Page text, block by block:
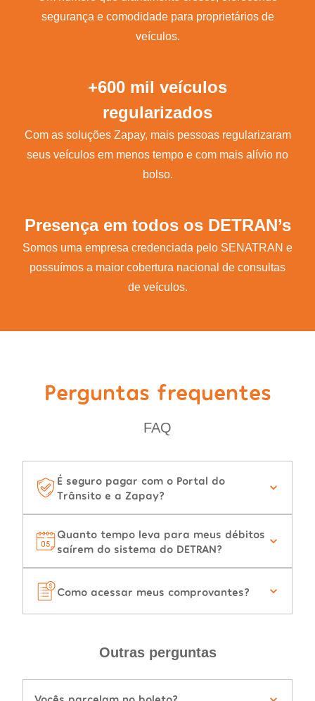
segurança e comodidade para proprietários de
veículos.
+600 mil veículos
regularizados
Com as soluções Zapay, mais pessoas regularizaram
seus veículos em menos tempo e com mais alívio no
bolso.
Presença em todos os DETRAN’s
Somos uma empresa credenciada pelo SENATRAN e
possuímos a maior cobertura nacional de consultas
de veículos.
Perguntas frequentes
FAQ
É seguro pagar com o Portal do
Trânsito e a Zapay?
Quanto tempo leva para meus débitos
saírem do sistema do DETRAN?
Como acessar meus comprovantes?
Outras perguntas